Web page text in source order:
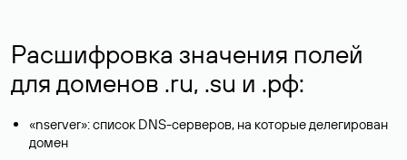
Расшифровка значения полей
для доменов .ru, .su и .рф:
«nserver»: список DNS-серверов, на которые делегирован
домен